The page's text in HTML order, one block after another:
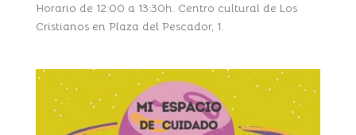
Horario de 12:00 a 13:30h. Centro cultural de Los
Cristianos en Plaza del Pescador, 1.